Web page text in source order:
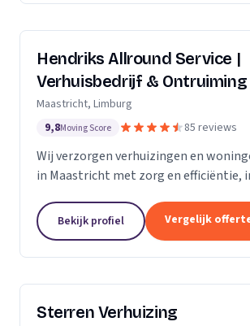
Hendriks Allround Service |
Verhuisbedrijf & Ontruiming
Maastricht, Limburg
9,8Moving Score 85 reviews
Wij verzorgen verhuizingen en
in Maastricht met zorg en efficiëntie,
Bekijk profiel Vergelijk
Sterren Verhuizing